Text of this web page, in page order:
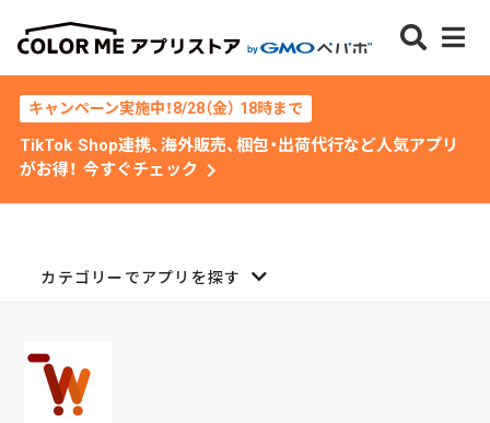
キャンペーン実施中！8/28（金） 18時まで
TikTok Shop連携、海外販売、梱包・出荷代行など人気アプリ
がお得！ 今すぐチェック chevron_right
カテゴリーでアプリを探す